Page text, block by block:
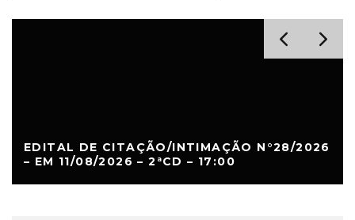
EDITAL DE CITAÇÃO/INTIMAÇÃO N°28/2026
– EM 11/08/2026 – 2ªCD – 17:00